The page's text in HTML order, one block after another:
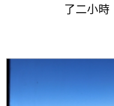
了二小時